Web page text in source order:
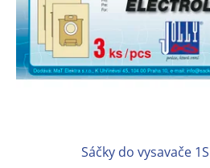
o
d
u
Sáčky do vysavače